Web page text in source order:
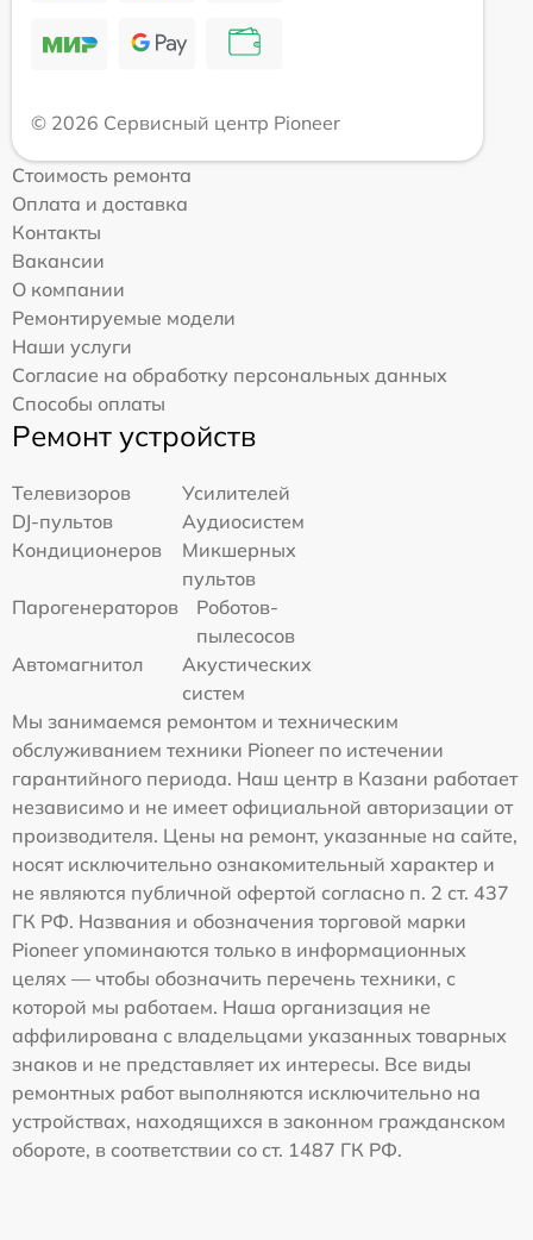
© 2026 Сервисный центр Pioneer
Стоимость ремонта
Оплата и доставка
Контакты
Вакансии
О компании
Ремонтируемые модели
Наши услуги
Согласие на обработку персональных данных
Способы оплаты
Ремонт устройств
Телевизоров
Усилителей
DJ-пультов
Аудиосистем
Кондиционеров
Микшерных
пультов
Парогенераторов
Роботов-
пылесосов
Автомагнитол
Акустических
систем
Мы занимаемся ремонтом и техническим
обслуживанием техники Pioneer по истечении
гарантийного периода. Наш центр в Казани работает
независимо и не имеет официальной авторизации от
производителя. Цены на ремонт, указанные на сайте,
носят исключительно ознакомительный характер и
не являются публичной офертой согласно п. 2 ст. 437
ГК РФ. Названия и обозначения торговой марки
Pioneer упоминаются только в информационных
целях — чтобы обозначить перечень техники, с
которой мы работаем. Наша организация не
аффилирована с владельцами указанных товарных
знаков и не представляет их интересы. Все виды
ремонтных работ выполняются исключительно на
устройствах, находящихся в законном гражданском
обороте, в соответствии со ст. 1487 ГК РФ.